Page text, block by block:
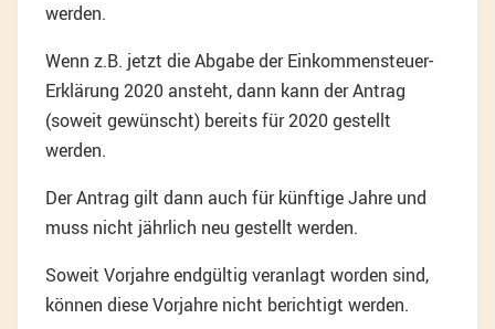
werden.
Wenn z.B. jetzt die Abgabe der Einkommensteuer-
Erklärung 2020 ansteht, dann kann der Antrag
(soweit gewünscht) bereits für 2020 gestellt
werden.
Der Antrag gilt dann auch für künftige Jahre und
muss nicht jährlich neu gestellt werden.
Soweit Vorjahre endgültig veranlagt worden sind,
können diese Vorjahre nicht berichtigt werden.